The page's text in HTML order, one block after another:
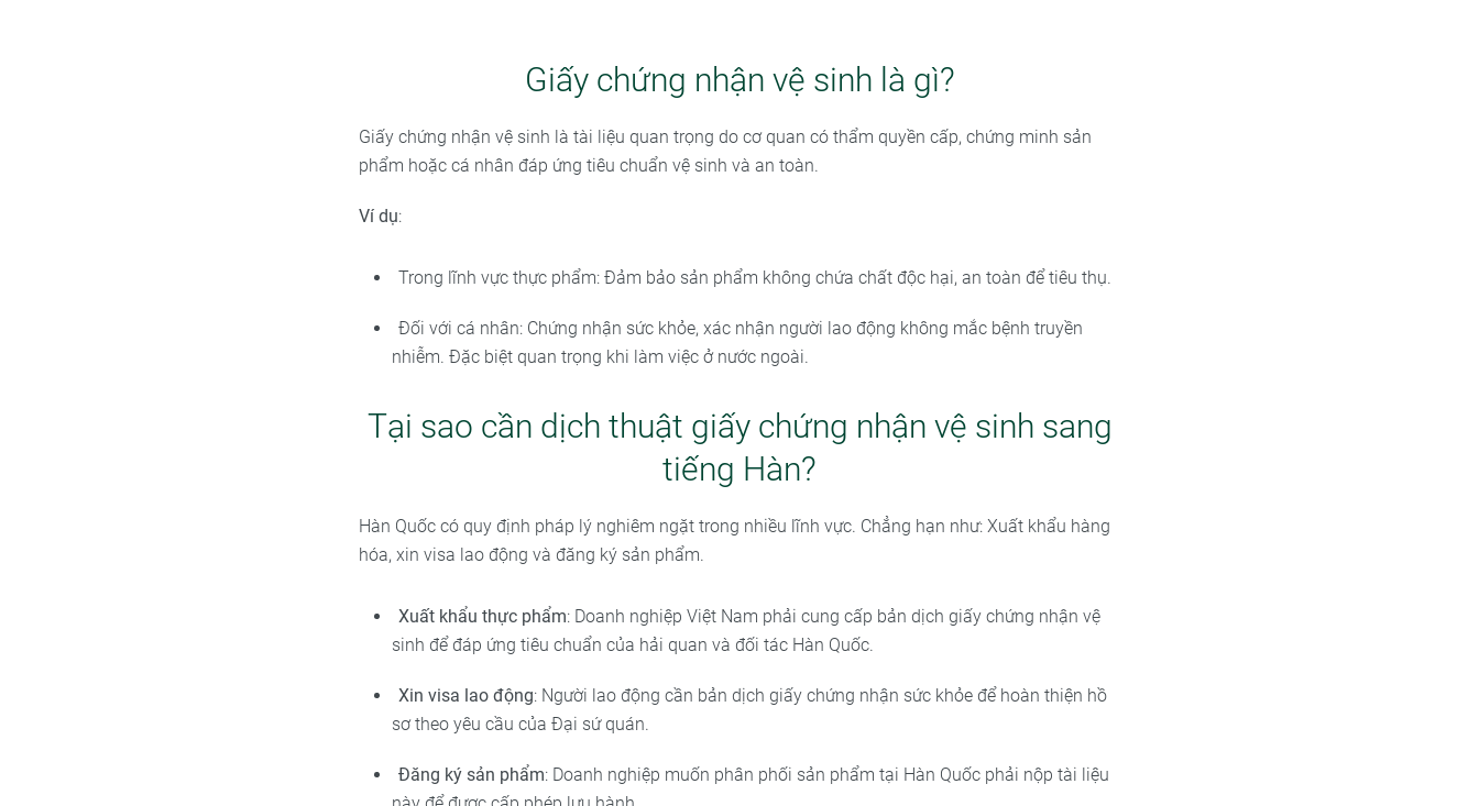
Giấy chứng nhận vệ sinh là gì?
Giấy chứng nhận vệ sinh là tài liệu quan trọng do cơ quan có thẩm quyền cấp, chứng minh sản
phẩm hoặc cá nhân đáp ứng tiêu chuẩn vệ sinh và an toàn.
Ví dụ:
Trong lĩnh vực thực phẩm: Đảm bảo sản phẩm không chứa chất độc hại, an toàn để tiêu thụ.
Đối với cá nhân: Chứng nhận sức khỏe, xác nhận người lao động không mắc bệnh truyền
nhiễm. Đặc biệt quan trọng khi làm việc ở nước ngoài.
Tại sao cần dịch thuật giấy chứng nhận vệ sinh sang
tiếng Hàn?
Hàn Quốc có quy định pháp lý nghiêm ngặt trong nhiều lĩnh vực. Chẳng hạn như: Xuất khẩu hàng
hóa, xin visa lao động và đăng ký sản phẩm.
Xuất khẩu thực phẩm: Doanh nghiệp Việt Nam phải cung cấp bản dịch giấy chứng nhận vệ
sinh để đáp ứng tiêu chuẩn của hải quan và đối tác Hàn Quốc.
Xin visa lao động: Người lao động cần bản dịch giấy chứng nhận sức khỏe để hoàn thiện hồ
sơ theo yêu cầu của Đại sứ quán.
Đăng ký sản phẩm: Doanh nghiệp muốn phân phối sản phẩm tại Hàn Quốc phải nộp tài liệu